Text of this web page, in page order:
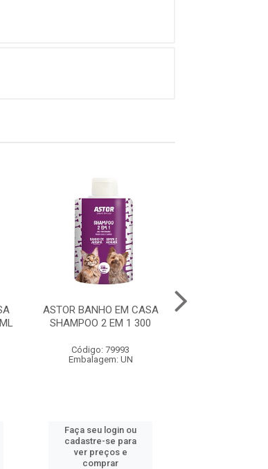
ASTOR BANHO EM CASA
SHAMPOO 2 EM 1 300
Código: 79993
Embalagem: UN
Faça seu login ou
cadastre-se para
ver preços e
comprar